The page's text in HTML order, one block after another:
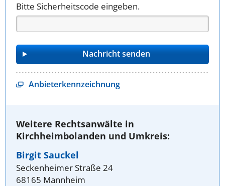
Bitte Sicherheitscode eingeben.
Anbieterkennzeichnung
Weitere Rechtsanwälte in
Kirchheimbolanden und Umkreis:
Birgit Sauckel
Seckenheimer Straße 24
68165 Mannheim